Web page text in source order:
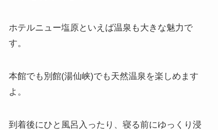
ホテルニュー塩原といえば温泉も大きな魅力で
す。
本館でも別館(湯仙峡)でも天然温泉を楽しめます
よ。
到着後にひと風呂入ったり、寝る前にゆっくり浸